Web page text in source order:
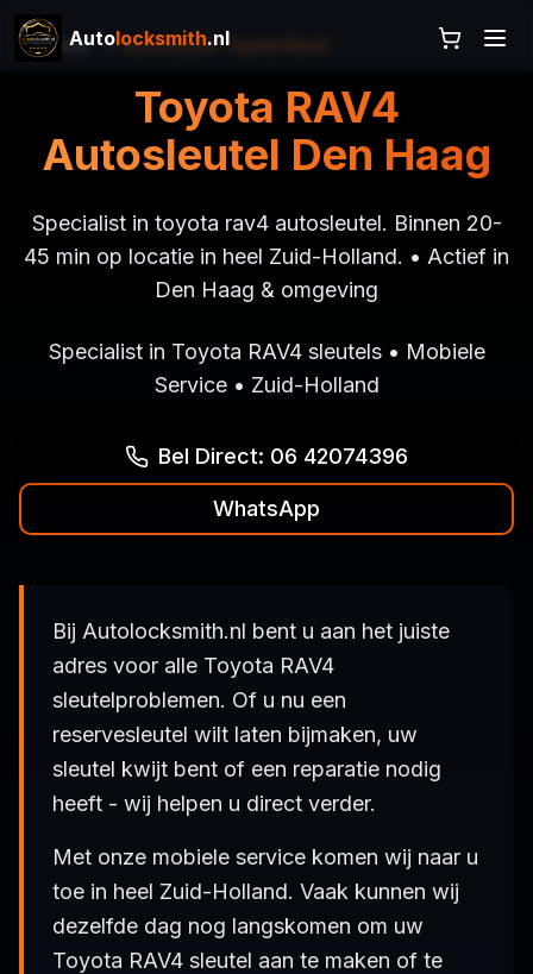
Autolocksmith.nl
Home Autosleutel Toyota Rav4
Toyota RAV4
Autosleutel Den Haag
Specialist in toyota rav4 autosleutel. Binnen 20-
45 min op locatie in heel Zuid-Holland. • Actief in
Den Haag & omgeving
Specialist in Toyota RAV4 sleutels • Mobiele
Service • Zuid-Holland
Bel Direct: 06 42074396
WhatsApp
Bij Autolocksmith.nl bent u aan het juiste
adres voor alle Toyota RAV4
sleutelproblemen. Of u nu een
reservesleutel wilt laten bijmaken, uw
sleutel kwijt bent of een reparatie nodig
heeft - wij helpen u direct verder.
Met onze mobiele service komen wij naar u
toe in heel Zuid-Holland. Vaak kunnen wij
dezelfde dag nog langskomen om uw
Toyota RAV4 sleutel aan te maken of te